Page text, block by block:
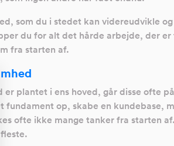
som du i stedet kan videreudvikle
du for alt det hårde arbejde, der
fra starten af.
er plantet i ens hoved, går disse ofte
op, skabe en kundebase,
ofte ikke mange tanker fra starten